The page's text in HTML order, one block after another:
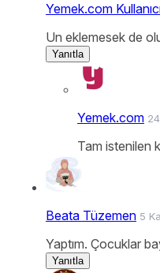
Yemek.com
Un eklemesek de
Yanıtla
Yemek.com
Tam istenilen
Beata Tüzemen 5
Yaptım. Çocuklar
Yanıtla